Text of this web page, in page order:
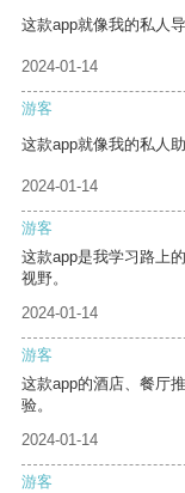
这款app就像我的私人
2024-01-14
游客
这款app就像我的私人
2024-01-14
游客
这款app是我学习路上
视野。
2024-01-14
游客
这款app的酒店、餐厅
验。
2024-01-14
游客